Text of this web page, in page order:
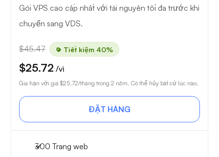
Gói VPS cao cấp nhất với tài nguyên tối đa trước khi
chuyển sang VDS.
$45.47 Tiết kiệm 40%
$25.72 /vì
Gia hạn với giá $25.72/tháng trong 2 năm. Có thể hủy bất cứ lúc nào.
ĐẶT HÀNG
300 Trang web